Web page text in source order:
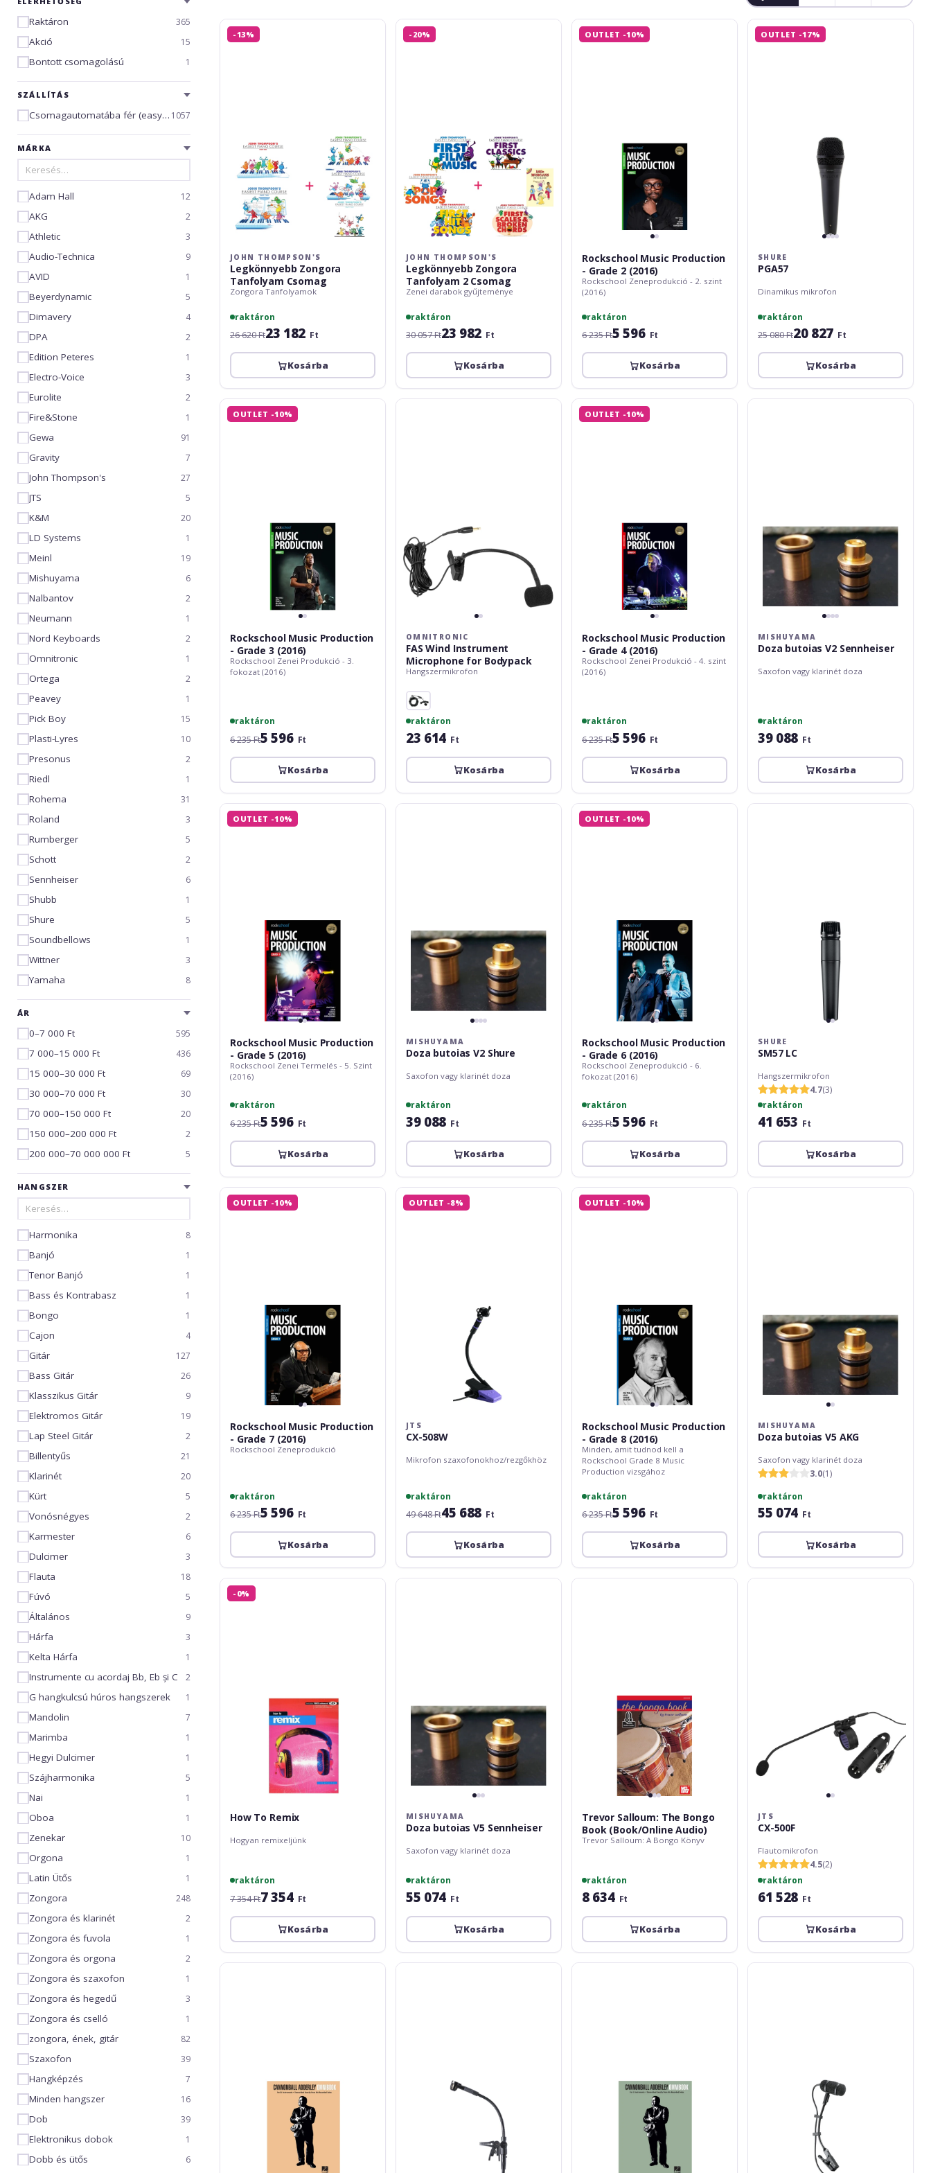
Raktáron 365
Akció 15
Bontott csomagolású 1
SZÁLLÍTÁS
Csomagautomatába fér (easybox) 1057
MÁRKA
Adam Hall 12
AKG 2
Athletic 3
Audio-Technica 9
AVID 1
Beyerdynamic 5
Dimavery 4
DPA 2
Edition Peteres 1
Electro-Voice 3
Eurolite 2
Fire&Stone 1
Gewa 91
Gravity 7
John Thompson's 27
JTS 5
K&M 20
LD Systems 1
Meinl 19
Mishuyama 6
Nalbantov 2
Neumann 1
Nord Keyboards 2
Omnitronic 1
Ortega 2
Peavey 1
Pick Boy 15
Plasti-Lyres 10
Presonus 2
Riedl 1
Rohema 31
Roland 3
Rumberger 5
Schott 2
Sennheiser 6
Shubb 1
Shure 5
Soundbellows 1
Wittner 3
Yamaha 8
ÁR
0–7 000 Ft 595
7 000–15 000 Ft 436
15 000–30 000 Ft 69
30 000–70 000 Ft 30
70 000–150 000 Ft 20
150 000–200 000 Ft 2
200 000–70 000 000 Ft 5
HANGSZER
Harmonika 8
Banjó 1
Tenor Banjó 1
Bass és Kontrabasz 1
Bongo 1
Cajon 4
Gitár 127
Bass Gitár 26
Klasszikus Gitár 9
Elektromos Gitár 19
Lap Steel Gitár 2
Billentyűs 21
Klarinét 20
Kürt 5
Vonósnégyes 2
Karmester 6
Dulcimer 3
Flauta 18
Fúvó 5
Általános 9
Hárfa 3
Kelta Hárfa 1
Instrumente cu acordaj Bb, Eb și C 2
G hangkulcsú húros hangszerek 1
Mandolin 7
Marimba 1
Hegyi Dulcimer 1
Szájharmonika 5
Nai 1
Oboa 1
Zenekar 10
Orgona 1
Latin Ütős 1
Zongora 248
Zongora és klarinét 2
Zongora és fuvola 1
Zongora és orgona 2
Zongora és szaxofon 1
Zongora és hegedű 3
Zongora és cselló 1
zongora, ének, gitár 82
Szaxofon 39
Hangképzés 7
Minden hangszer 16
Dob 39
Elektronikus dobok 1
Dobb és ütős 6
John
Thompson's
-13%
JOHN THOMPSON'S
Legkönnyebb Zongora
Tanfolyam Csomag
Zongora Tanfolyamok
raktáron
26 620 Ft23 182 Ft
Kosárba
John
Thompson's
-20%
JOHN THOMPSON'S
Legkönnyebb Zongora
Tanfolyam 2 Csomag
Zenei darabok gyűjteménye
raktáron
30 057 Ft23 982 Ft
Kosárba
Rockschool
Music
OUTLET -10%
Rockschool Music Production
- Grade 2 (2016)
Rockschool Zeneprodukció - 2. szint
(2016)
raktáron
6 235 Ft5 596 Ft
Kosárba
Shure
PGA57
OUTLET -17%
SHURE
PGA57
Dinamikus mikrofon
raktáron
25 080 Ft20 827 Ft
Kosárba
Rockschool
Music
OUTLET -10%
Rockschool Music Production
- Grade 3 (2016)
Rockschool Zenei Produkció - 3.
fokozat (2016)
raktáron
6 235 Ft5 596 Ft
Kosárba
Omnitronic
OMNITRONIC
FAS Wind Instrument
Microphone for Bodypack
Hangszermikrofon
raktáron
23 614 Ft
Kosárba
Rockschool
Music
OUTLET -10%
Rockschool Music Production
- Grade 4 (2016)
Rockschool Zenei Produkció - 4. szint
(2016)
raktáron
6 235 Ft5 596 Ft
Kosárba
Mishuyama
MISHUYAMA
Doza butoias V2 Sennheiser
Saxofon vagy klarinét doza
raktáron
39 088 Ft
Kosárba
Rockschool
Music
OUTLET -10%
Rockschool Music Production
- Grade 5 (2016)
Rockschool Zenei Termelés - 5. Szint
(2016)
raktáron
6 235 Ft5 596 Ft
Kosárba
Mishuyama
MISHUYAMA
Doza butoias V2 Shure
Saxofon vagy klarinét doza
raktáron
39 088 Ft
Kosárba
Rockschool
Music
OUTLET -10%
Rockschool Music Production
- Grade 6 (2016)
Rockschool Zeneprodukció - 6.
fokozat (2016)
raktáron
6 235 Ft5 596 Ft
Kosárba
Shure
SHURE
SM57 LC
Hangszermikrofon
4.7(3)
raktáron
41 653 Ft
Kosárba
Rockschool
Music
OUTLET -10%
Rockschool Music Production
- Grade 7 (2016)
Rockschool Zeneprodukció
raktáron
6 235 Ft5 596 Ft
Kosárba
JTS
CX-OUTLET -8%
JTS
CX-508W
Mikrofon szaxofonokhoz/rezgőkhöz
raktáron
49 648 Ft45 688 Ft
Kosárba
Rockschool
Music
OUTLET -10%
Rockschool Music Production
- Grade 8 (2016)
Minden, amit tudnod kell a
Rockschool Grade 8 Music
Production vizsgához
raktáron
6 235 Ft5 596 Ft
Kosárba
Mishuyama
MISHUYAMA
Doza butoias V5 AKG
Saxofon vagy klarinét doza
3.0(1)
raktáron
55 074 Ft
Kosárba
How
To-0%
How To Remix
Hogyan remixeljünk
raktáron
7 354 Ft7 354 Ft
Kosárba
Mishuyama
MISHUYAMA
Doza butoias V5 Sennheiser
Saxofon vagy klarinét doza
raktáron
55 074 Ft
Kosárba
Trevor
Trevor Salloum: The Bongo
Book (Book/Online Audio)
Trevor Salloum: A Bongo Könyv
raktáron
8 634 Ft
Kosárba
JTS
JTS
CX-500F
Flautomikrofon
4.5(2)
raktáron
61 528 Ft
Kosárba
Cannonball
AKG
Cannonball
Audio-